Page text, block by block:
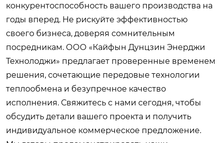
конкурентоспособность вашего производства на
годы вперед. Не рискуйте эффективностью
своего бизнеса, доверяя сомнительным
посредникам. ООО «Кайфын Дунцзин Энерджи
Технолоджи» предлагает проверенные временем
решения, сочетающие передовые технологии
теплообмена и безупречное качество
исполнения. Свяжитесь с нами сегодня, чтобы
обсудить детали вашего проекта и получить
индивидуальное коммерческое предложение.